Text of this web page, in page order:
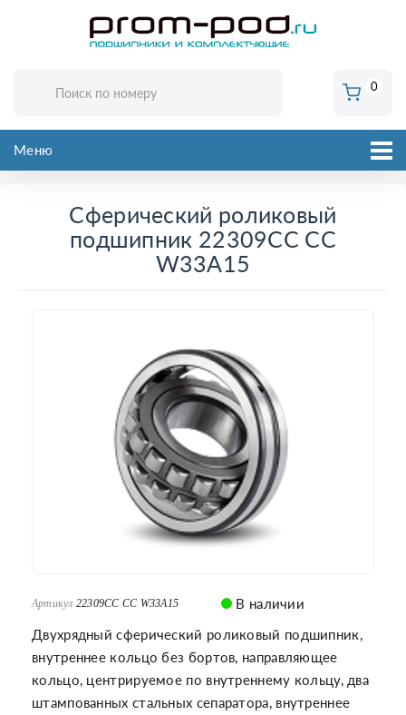
0
Меню
Сферический роликовый
подшипник 22309CC CC
W33A15
Артикул 22309CC CC W33A15
В наличии
Двухрядный сферический роликовый подшипник,
внутреннее кольцо без бортов, направляющее
кольцо, центрируемое по внутреннему кольцу, два
штампованных стальных сепаратора, внутреннее